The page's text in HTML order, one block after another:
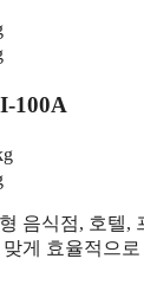
100A
음식점, 호텔,
게 효율적으로